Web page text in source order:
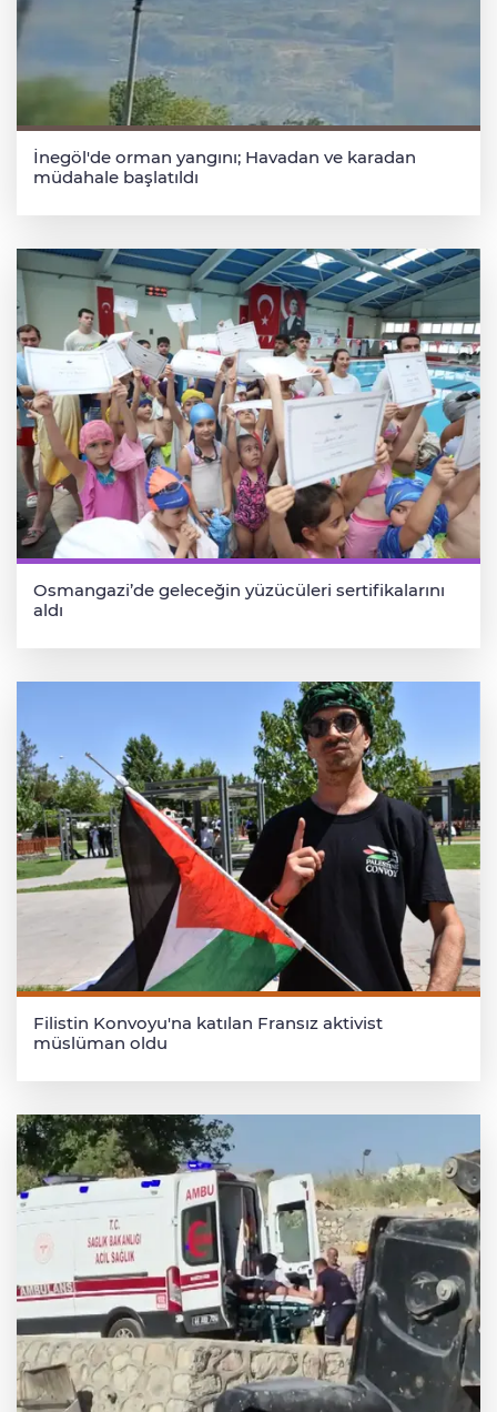
İnegöl'de orman yangını; Havadan ve karadan
müdahale başlatıldı
Osmangazi’de geleceğin yüzücüleri sertifikalarını
aldı
Filistin Konvoyu'na katılan Fransız aktivist
müslüman oldu